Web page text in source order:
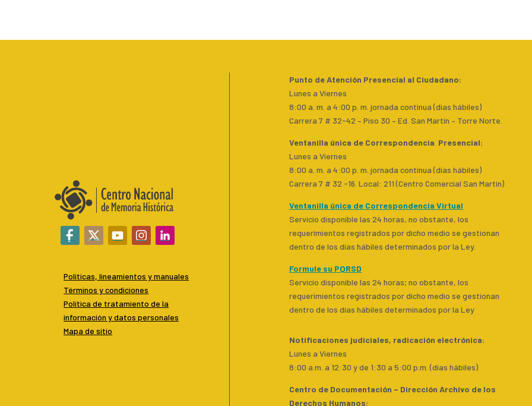
Políticas, lineamientos y manuales
Términos y condiciones
Política de tratamiento de la
información y datos personales
Mapa de sitio
Punto de Atención Presencial al Ciudadano:
Lunes a Viernes
8:00 a. m. a 4:00 p. m. jornada continua (días hábiles)
Carrera 7 # 32-42 – Piso 30 – Ed. San Martín – Torre Norte.
Ventanilla única de Correspondencia Presencial:
Lunes a Viernes
8:00 a. m. a 4:00 p. m. jornada continua (días hábiles)
Carrera 7 # 32 -16. Local: 211 (Centro Comercial San Martin)
Ventanilla única de Correspondencia Virtual
Servicio disponible las 24 horas, no obstante, los
requerimientos registrados por dicho medio se gestionan
dentro de los días hábiles determinados por la Ley.
Formule su PQRSD
Servicio disponible las 24 horas; no obstante, los
requerimientos registrados por dicho medio se gestionan
dentro de los días hábiles determinados por la Ley
Notificaciones judiciales, radicación electrónica:
Lunes a Viernes
8:00 a.m. a 12:30 y de 1:30 a 5:00 p.m. (días hábiles)
Centro de Documentación – Dirección Archivo de los
Derechos Humanos: